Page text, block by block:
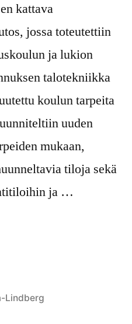
kattava
jossa toteutettiin
ja lukion
talotekniikka
koulun tarpeita
uuden
mukaan,
tiloja sekä
ja …
Lindberg